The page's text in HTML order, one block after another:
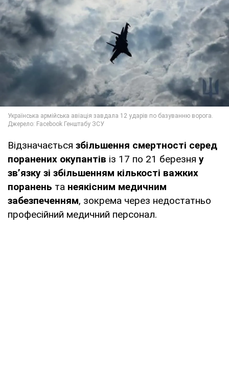
Відзначається збільшення смертності серед
поранених окупантів із 17 по 21 березня у
зв’язку зі збільшенням кількості важких
поранень та неякісним медичним
забезпеченням, зокрема через недостатньо
професійний медичний персонал.